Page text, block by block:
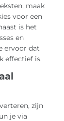
maak
voor een
is het
en
ervoor dat
effectief is.
zijn
je via